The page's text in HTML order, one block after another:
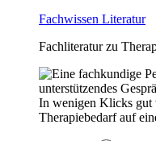
Fachwissen Literatur
Fachliteratur zu
In wenigen Klicks gut
Therapiebedarf auf